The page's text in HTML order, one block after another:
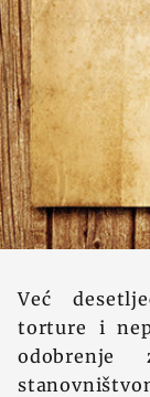
Već
torture i
odobrenje